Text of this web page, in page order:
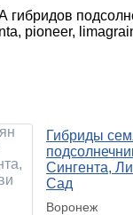
pioneer,
Гибриды
Сингента,
Сад
Воронеж